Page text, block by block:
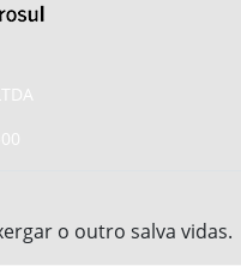
o outro salva vidas.